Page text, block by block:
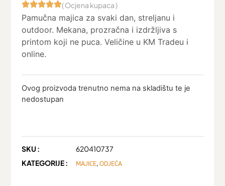
( Ocjena kupaca )
Pamučna majica za svaki dan, streljanu i
outdoor. Mekana, prozračna i izdržljiva s
printom koji ne puca. Veličine u KM Tradeu i
online.
Ovog proizvoda trenutno nema na skladištu te je
nedostupan
SKU :
620410737
KATEGORIJE :
MAJICE,ODJEĆA